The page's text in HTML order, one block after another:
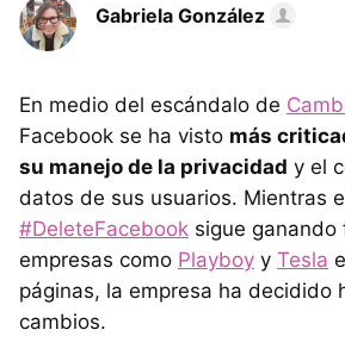
Gabriela González
En medio del escándalo de
Facebook se ha visto más
su manejo de la privacidad y el
datos de sus usuarios. Mientras
#DeleteFacebook sigue ganando
empresas como Playboy y Tesla
páginas, la empresa ha decidido
cambios.